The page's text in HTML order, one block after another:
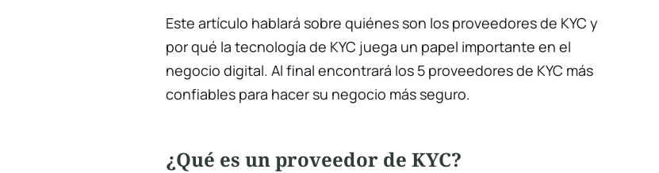
Este artículo hablará sobre quiénes son los proveedores de KYC y
por qué la tecnología de KYC juega un papel importante en el
negocio digital. Al final encontrará los 5 proveedores de KYC más
confiables para hacer su negocio más seguro.
¿Qué es un proveedor de KYC?